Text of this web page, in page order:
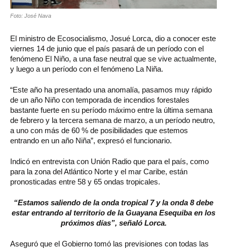
Foto: José Nava
El ministro de Ecosocialismo, Josué Lorca, dio a conocer este
viernes 14 de junio que el país pasará de un período con el
fenómeno El Niño, a una fase neutral que se vive actualmente,
y luego a un período con el fenómeno La Niña.
“Este año ha presentado una anomalía, pasamos muy rápido
de un año Niño con temporada de incendios forestales
bastante fuerte en su período máximo entre la última semana
de febrero y la tercera semana de marzo, a un período neutro,
a uno con más de 60 % de posibilidades que estemos
entrando en un año Niña”, expresó el funcionario.
Indicó en entrevista con Unión Radio que para el país, como
para la zona del Atlántico Norte y el mar Caribe, están
pronosticadas entre 58 y 65 ondas tropicales.
“Estamos saliendo de la onda tropical 7 y la onda 8 debe
estar entrando al territorio de la Guayana Esequiba en los
próximos días”, señaló Lorca.
Aseguró que el Gobierno tomó las previsiones con todas las